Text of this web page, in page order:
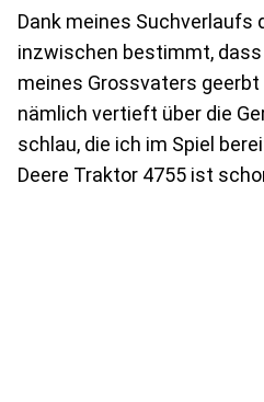
Dank meines Suchverlaufs
inzwischen bestimmt,
meines Grossvaters
nämlich vertieft über die
schlau, die ich im Spiel
Deere Traktor 4755 ist